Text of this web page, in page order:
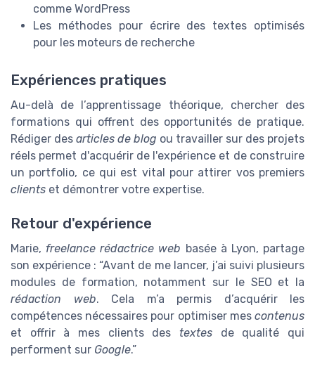
comme WordPress
Les méthodes pour écrire des textes optimisés
pour les moteurs de recherche
Expériences pratiques
Au-delà de l’apprentissage théorique, chercher des
formations qui offrent des opportunités de pratique.
Rédiger des articles de blog ou travailler sur des projets
réels permet d'acquérir de l'expérience et de construire
un portfolio, ce qui est vital pour attirer vos premiers
clients et démontrer votre expertise.
Retour d'expérience
Marie, freelance rédactrice web basée à Lyon, partage
son expérience : “Avant de me lancer, j’ai suivi plusieurs
modules de formation, notamment sur le SEO et la
rédaction web. Cela m’a permis d’acquérir les
compétences nécessaires pour optimiser mes contenus
et offrir à mes clients des textes de qualité qui
performent sur Google.”